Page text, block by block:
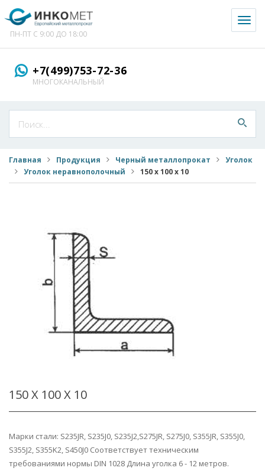
ПН-ПТ С 9:00 ДО 18:00
+7(499)753-72-36
МНОГОКАНАЛЬНЫЙ
Главная Продукция Черный металлопрокат
Уголок
Уголок неравнополочный
150 х 100 х 10
150 Х 100 Х 10
Марки стали: S235JR, S235J0, S235J2,S275JR, S275J0, S355JR, S355J0,
S355J2, S355K2, S450J0 Соответствует техническим
требованиями нормы DIN 1028 Длина уголка 6 - 12 метров.